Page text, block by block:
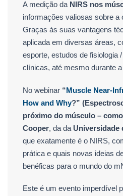
A medição da NIRS nos
informações valiosas sobre a
Graças às suas vantagens
aplicada em diversas áreas,
esporte, estudos de fisiologia
clínicas, até mesmo durante
No webinar “Muscle Near-
How and Why?”
próximo do músculo –
Cooper, da da Universidade
que exatamente é o NIRS,
prática e quais novas ideias
benéficas para o mundo do
Este é um evento imperdível